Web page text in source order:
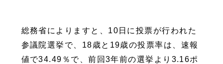
総務省によりますと、10日に投票が行われた
参議院選挙で、18歳と19歳の投票率は、速報
値で34.49％で、前回3年前の選挙より3.16ポ